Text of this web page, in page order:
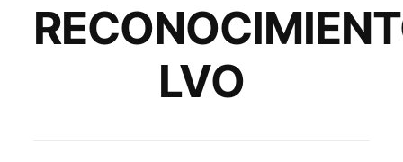
LVO